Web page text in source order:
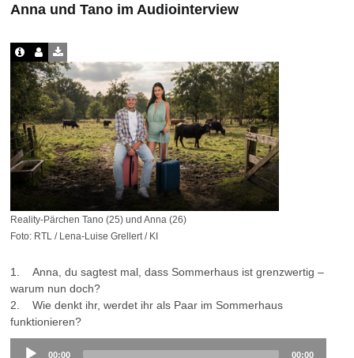
Anna und Tano im Audiointerview
Reality-Pärchen Tano (25) und Anna (26)
Foto: RTL / Lena-Luise Grellert / KI
1. Anna, du sagtest mal, dass Sommerhaus ist grenzwertig –
warum nun doch?
2. Wie denkt ihr, werdet ihr als Paar im Sommerhaus
funktionieren?
Audio
00:00 00:00